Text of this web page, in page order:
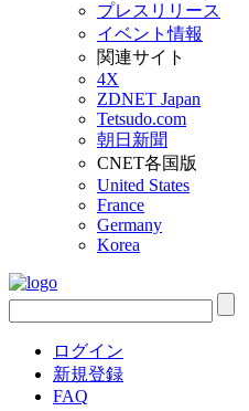
プレスリリース
イベント情報
関連サイト
4X
ZDNET Japan
Tetsudo.com
朝日新聞
CNET各国版
United States
France
Germany
Korea
ログイン
新規登録
FAQ